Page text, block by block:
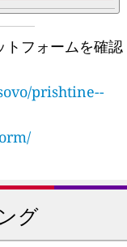
トフォームを確認
prishtine--
グ